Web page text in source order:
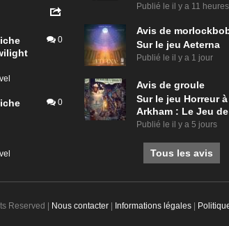
0
0
Publié le il y a 11 heures
Avis de
Sur le jeu Aeterna
Publié le il y a 1 jour
Avis de groule
Sur le jeu Horreur à
Arkham : Le Jeu de
Publié le il y a 5 jours
Tous les avis
Reserved | Nous contacter| Informations légales|